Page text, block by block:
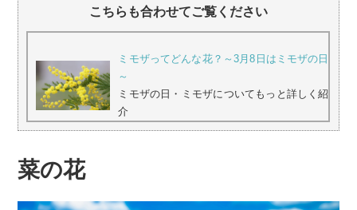
こちらも合わせてご覧ください
ミモザってどんな花？～3月8日はミモザの日
～
ミモザの日・ミモザについてもっと詳しく紹
介
菜の花